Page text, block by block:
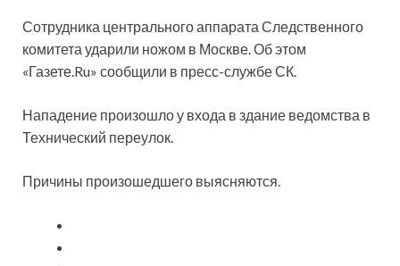
Сотрудника центрального аппарата Следственного
комитета ударили ножом в Москве. Об этом
«Газете.Ru» сообщили в пресс-службе СК.
Нападение произошло у входа в здание ведомства в
Технический переулок.
Причины произошедшего выясняются.